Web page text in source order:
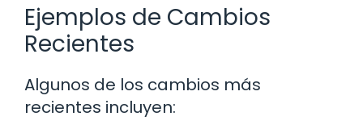
Ejemplos de Cambios
Recientes
Algunos de los cambios más
recientes incluyen: